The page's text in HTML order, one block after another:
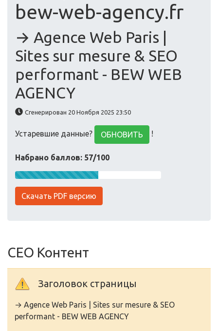
bew-web-agency.fr
→ Agence Web Paris |
Sites sur mesure & SEO
performant - BEW WEB
AGENCY
Сгенерирован 20 Ноября 2025 23:50
Устаревшие данные? ОБНОВИТЬ !
Набрано баллов: 57/100
Скачать PDF версию
СЕО Контент
Заголовок страницы
→ Agence Web Paris | Sites sur mesure & SEO
performant - BEW WEB AGENCY